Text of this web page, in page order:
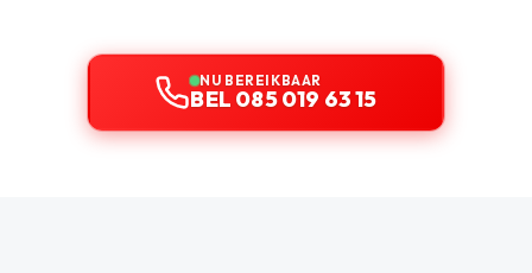
NU BEREIKBAAR
BEL 085 019 63 15